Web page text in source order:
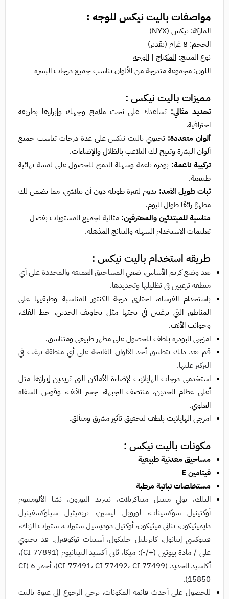
مواصفات باليت نيكس للوجه :
الماركة: نيكس (NYX)
الحجم: 8 غرام (تقدير)
نوع المنتج: المكياج | الوجه
اللون: مجموعة متدرجة من الألوان تناسب جميع درجات البشرة
مميزات باليت نيكس :
تحديد مثالي: تساعدك على نحت ملامح وجهك وإبرازها بطريقة
احترافية.
ألوان متعددة: تحتوي باليت نيكسعلى عدة درجات تناسب جميع
ألوان البشرة وتتيح لك التلاعب بالظلال والإضاءات.
تركيبة ناعمة: بودرة ناعمة وسهلة الدمج للحصول على لمسة نهائية
طبيعية.
ثبات طويل الأمد: يدوم لفترة طويلة دون أن يتلاشى، مما يضمن لك
مظهرًا رائعًا طوال اليوم.
مناسبة للمبتدئين والمحترفين: مثالية لجميع المستويات بفضل
تعليمات الاستخدام السهلة والنتائج المذهلة.
طريقه استخدام باليت نيكس :
بعد وضع كريم الأساس، ضعي المساحيق العميقة والمحددة على أي
منطقة ترغبين في تظليلها وتحديدها.
باستخدام الفرشاة، اختاري درجة الكنتور المناسبة وطبقيها على
المناطق التي ترغبين في نحتها مثل تجاويف الخدين، خط الفك،
وجوانب الأنف.
امزجي البودرة بلطف للحصول على مظهر طبيعي ومتناسق.
قم بعد ذلك بتطبيق أحد الألوان الفاتحة على أي منطقة ترغب في
التركيز عليها.
استخدمي درجات الهايلايت لإضاءة الأماكن التي تريدين إبرازها مثل
أعلى عظام الخدين، منتصف الجبهة، جسر الأنف، وقوس الشفاه
العلوي.
امزجي الهايلايت بلطف لتحقيق تأثير مشرق ومتألق.
مكونات باليت نيكس :
مساحيق معدنية طبيعية
فيتامين E
مستخلصات نباتية مرطبة
التلك، بولي ميثيل ميثاكريلات، نيتريد البورون، نشا الألومنيوم
أوكتينيل سوكسينات، لورويل ليسين، تريميثيل سيلوكسفينيل
دايميثيكون، ثنائي ميثيكون، أوكتيل دوديسيل ستيرات، ستيرات الزنك،
فينوكسي إيثانول، كابريليل جليكول، أسيتات توكوفيرل. قد يحتوي
على / مادة بيوتين (+/-): ميكا، ثاني أكسيد التيتانيوم (CI 77891)،
أكاسيد الحديد (CI 77491، CI 77492، CI 77499)، أحمر 6 (CI
15850).
للحصول على أحدث قائمة المكونات، يرجى الرجوع إلى عبوة باليت